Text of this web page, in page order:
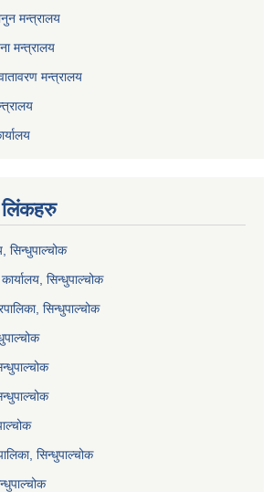
मन्त्रालय
मन्त्रालय
मन्त्रालय
लिंकहरु
सिन्धुपाल्चोक
सिन्धुपाल्चोक
सिन्धुपाल्चोक
सिन्धुपाल्चोक